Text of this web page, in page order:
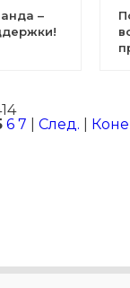
–
6 7 След.